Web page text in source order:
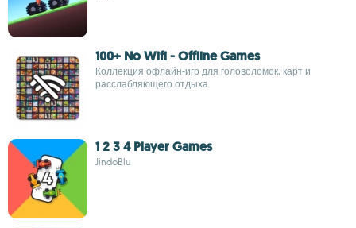
100+ No Wifi - Offline Games
Коллекция офлайн-игр для головоломок, карт и
расслабляющего отдыха
1 2 3 4 Player Games
JindoBlu